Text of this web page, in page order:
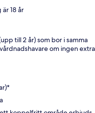
18 år
till 2 år) som bor i samma
om ingen extra